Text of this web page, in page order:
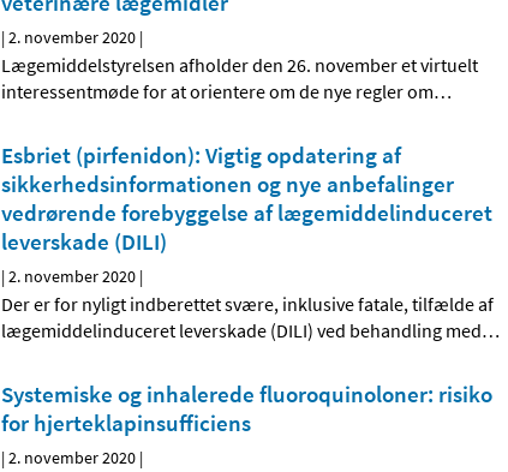
|2. november 2020 |
Lægemiddelstyrelsen afholder den 26. november et virtuelt
interessentmøde for at orientere om de nye regler om…
Esbriet (pirfenidon): Vigtig opdatering af
sikkerhedsinformationen og nye anbefalinger
vedrørende forebyggelse af lægemiddelinduceret
leverskade (DILI)
|2. november 2020 |
Der er for nyligt indberettet svære, inklusive fatale, tilfælde af
lægemiddelinduceret leverskade (DILI) ved behandling med…
Systemiske og inhalerede fluoroquinoloner: risiko
for hjerteklapinsufficiens
|2. november 2020 |